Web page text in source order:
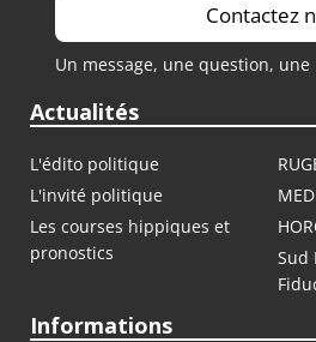
Contactez
Un message, une question,
Actualités
L'édito politique
L'invité politique
Les courses hippiques et
pronostics
Sud
Informations